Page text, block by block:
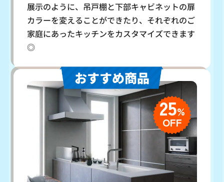
展示のように、吊戸棚と下部キャビネットの扉
カラーを変えることができたり、それぞれのご
家庭にあったキッチンをカスタマイズできます
◎
おすすめ商品
25%
OFF